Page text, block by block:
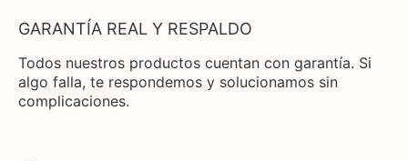
GARANTÍA REAL Y RESPALDO
Todos nuestros productos cuentan con garantía. Si
algo falla, te respondemos y solucionamos sin
complicaciones.